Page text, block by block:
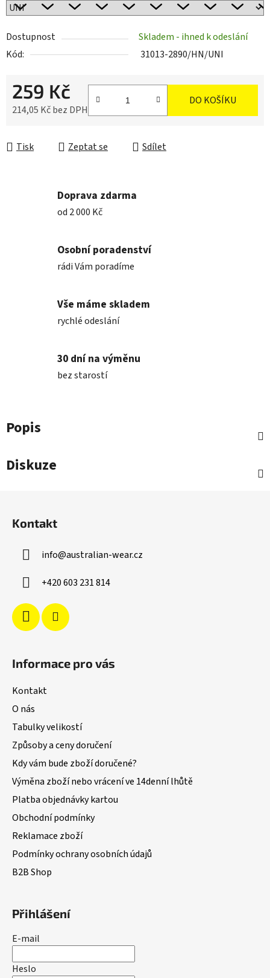
Dostupnost
Skladem - ihned k odeslání
Kód:
31013-2890/HN/UNI
259 Kč
214,05 Kč bez DPH
DO KOŠÍKU
Tisk Zeptat se Sdílet
Doprava zdarma
od 2 000 Kč
Osobní poradenství
rádi Vám poradíme
Vše máme skladem
rychlé odeslání
30 dní na výměnu
bez starostí
Popis
Diskuze
Kontakt
info@australian-wear.cz
+420 603 231 814
Informace pro vás
Kontakt
O nás
Tabulky velikostí
Způsoby a ceny doručení
Kdy vám bude zboží doručené?
Výměna zboží nebo vrácení ve 14denní lhůtě
Platba objednávky kartou
Obchodní podmínky
Reklamace zboží
Podmínky ochrany osobních údajů
B2B Shop
Přihlášení
E-mail
Heslo